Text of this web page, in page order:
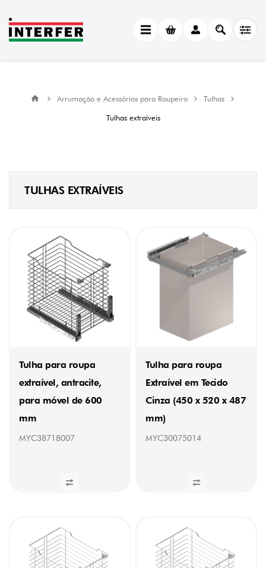
Arrumação e Acessórios para Roupeiro
Tulhas
Tulhas extraíveis
TULHAS EXTRAÍVEIS
Tulha para roupa
extraível, antracite,
para móvel de 600
mm
MYC38718007
Tulha para roupa
Extraível em Tecido
Cinza (450 x 520 x 487
mm)
MYC30075014
CATEGORY
MANUFACTURER
(1)
Cromado
(4)
ALTURA
475
mm
(4)
504
mm
(2)
mm
529
mm
(1)
7
kg